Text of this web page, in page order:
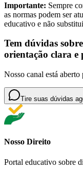
Importante: Sempre
as normas podem ser
educativo e não
Tem dúvidas
orientação clara e
Nosso canal está aberto
Tire suas dúvidas
Nosso Direito
Portal educativo sobre